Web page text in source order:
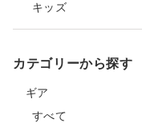
キッズ
カテゴリーから探す
ギア
すべて